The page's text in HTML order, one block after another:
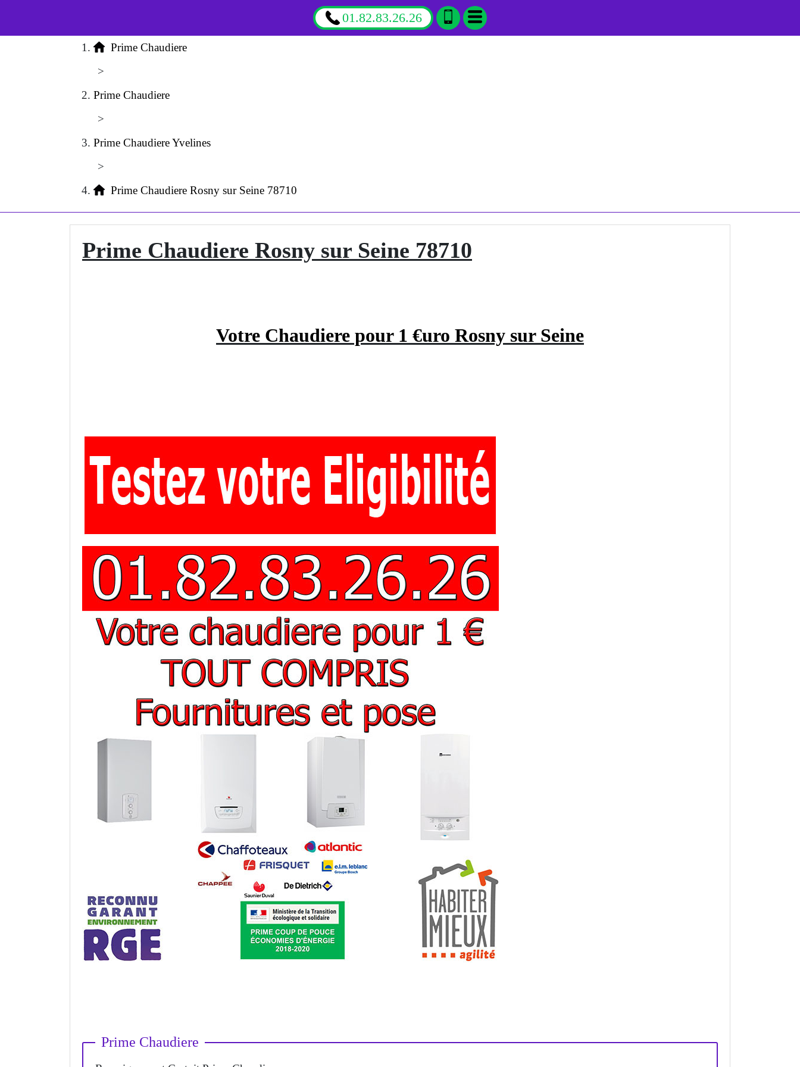
01.82.83.26.26
Prime Chaudiere
>
Prime Chaudiere
>
Prime Chaudiere Yvelines
>
Prime Chaudiere Rosny sur Seine 78710
Prime Chaudiere Rosny sur Seine 78710
Votre Chaudiere pour 1 €uro Rosny sur Seine
Prime Chaudiere